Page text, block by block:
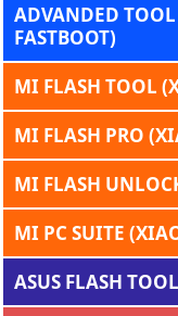
ADVANDED
FASTBOOT)
MI FLASH TOOL
MI FLASH PRO
MI FLASH
MI PC SUITE
ASUS FLASH